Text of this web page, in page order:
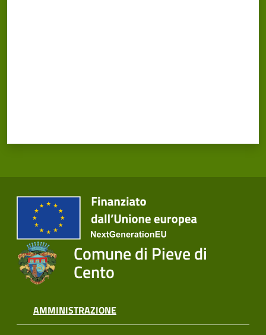
Amministrazione
argomenti...
Seguici
Comune di Pieve di
Cento
AMMINISTRAZIONE